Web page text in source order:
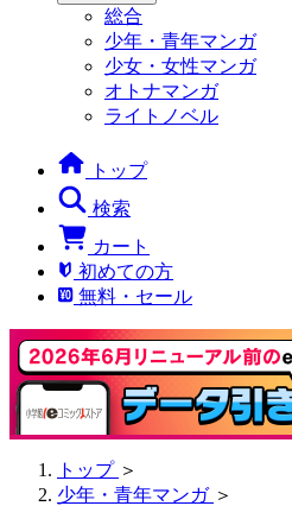
総合
少年・青年マンガ
少女・女性マンガ
オトナマンガ
ライトノベル
トップ
検索
カート
初めての方
無料・セール
トップ ＞
少年・青年マンガ ＞